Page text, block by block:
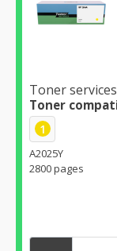
Toner services
Toner
1
A2025Y
2800 pages